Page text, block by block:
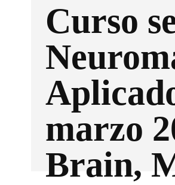
Curso
marzo
Brain,